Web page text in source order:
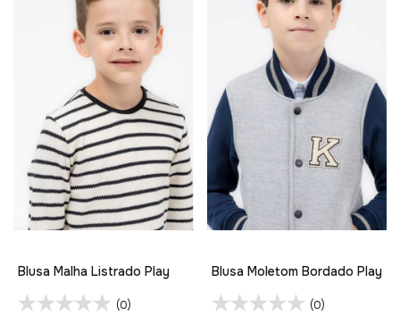
Blusa Malha Listrado Play
(0)
Blusa Moletom Bordado Play
(0)